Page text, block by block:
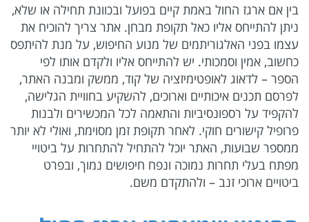
בין אם ארגז החול באמת קיים בפועל ובכוונת תחילה או שלא,
ניתן להתייחס אליו כאל תקופת מבחן. אתר צריך להוכיח את
עצמו בפני האלגוריתמים של מנוע החיפוש, על מנת להיתפס
כחשוב, אמין וסמכותי. יש להתייחס אליו ולקדם אותו לפי
הספר – לדאוג לאופטימיזציה של קוד, ממשק ומבנה האתר,
לפרסם תכנים איכותיים וארוכים, להשקיע בחוויית הגלישה,
להקפיד על רספונסיביות והתאמה לכל המכשירים ולבנות
פרופיל קישורים חוקי. לאחר תקופת זמן מסוימת, ואולי לא יותר
ממספר שבועות, האתר יוכל להתחיל להתחרות על ביטויי
מפתח בעלי תחרות נמוכה ונפח חיפושים נמוך, ובפרט
ביטויים ארוכי זנב – ולהתקדם משם.